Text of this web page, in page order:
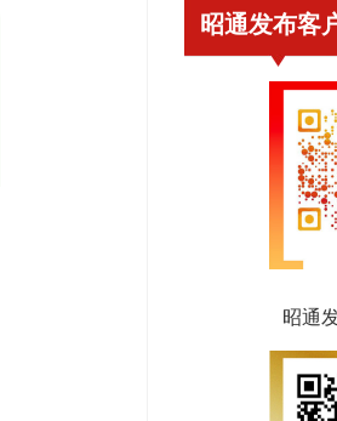
昭通发布客
昭通